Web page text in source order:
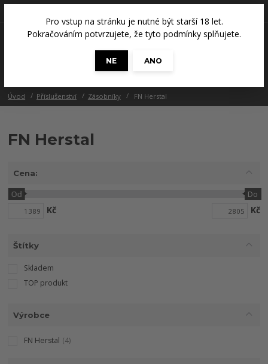
Pro vstup na stránku je nutné být starší 18 let.
Pokračováním potvrzujete, že tyto podmínky splňujete.
NE
ANO
0 Kč
Úvod Příslušenství Zásobníky FN Herstal
FN Herstal
Cena:
Kč
Od Do
Kč
Štítky
Skladem
TOP produkt
Výrobce
FN Herstal (4)